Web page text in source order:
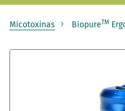
Micotoxinas BiopureTM
Saltar